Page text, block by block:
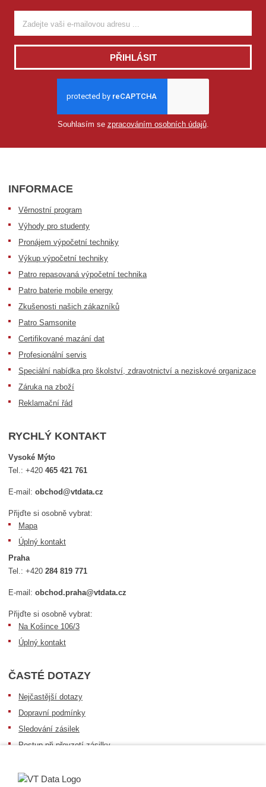
PŘIHLÁSIT
Souhlasím se zpracováním osobních údajů.
INFORMACE
Věrnostní program
Výhody pro studenty
Pronájem výpočetní techniky
Výkup výpočetní techniky
Patro repasovaná výpočetní technika
Patro baterie mobile energy
Zkušenosti našich zákazníků
Patro Samsonite
Certifikované mazání dat
Profesionální servis
Speciální nabídka pro školství, zdravotnictví a neziskové organizace
Záruka na zboží
Reklamační řád
RYCHLÝ KONTAKT
Vysoké Mýto
Tel.:+420465 421 761
E-mail:obchod@vtdata.cz
Přijďte si osobně vybrat:
Mapa
Úplný kontakt
Praha
Tel.:+420284 819 771
E-mail:obchod.praha@vtdata.cz
Přijďte si osobně vybrat:
Na Košince 106/3
Úplný kontakt
ČASTÉ DOTAZY
Nejčastější dotazy
Dopravní podmínky
Sledování zásilek
Postup při převzetí zásilky
Obecné informace